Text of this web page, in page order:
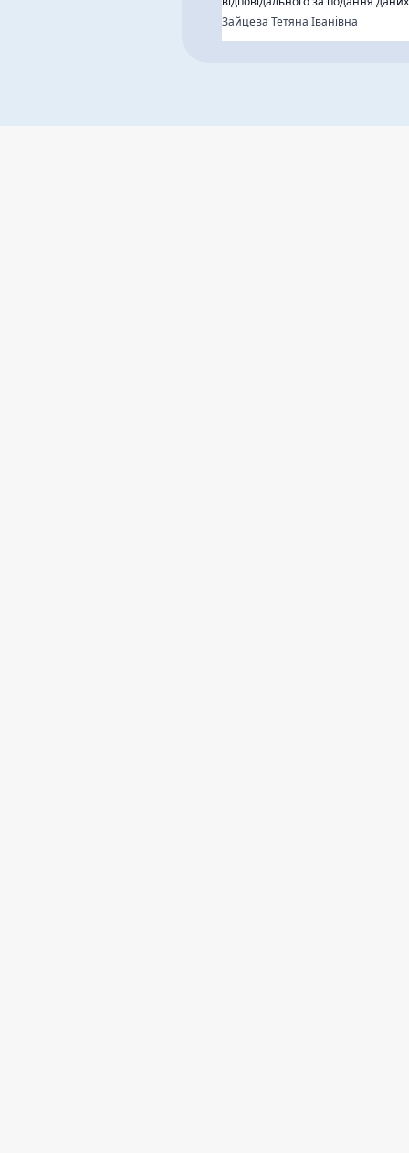
Зайцева Тетяна Іванівна